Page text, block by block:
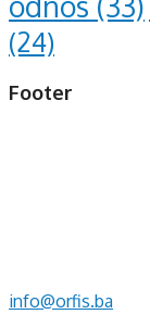
(24)
Footer
info@orfis.ba